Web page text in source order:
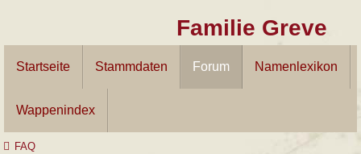
Familie Greve
Startseite Stammdaten Forum Namenlexikon
Wappenindex
FAQ